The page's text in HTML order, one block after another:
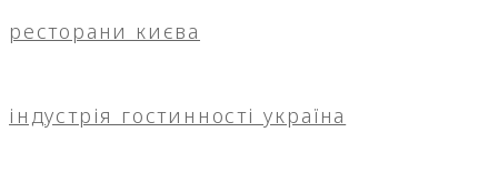
ресторани києва
індустрія гостинності україна